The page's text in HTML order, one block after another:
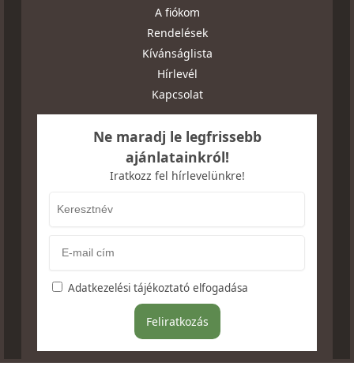
A fiókom
Rendelések
Kívánságlista
Hírlevél
Kapcsolat
Ne maradj le legfrissebb
ajánlatainkról!
Iratkozz fel hírlevelünkre!
Adatkezelési tájékoztató elfogadása